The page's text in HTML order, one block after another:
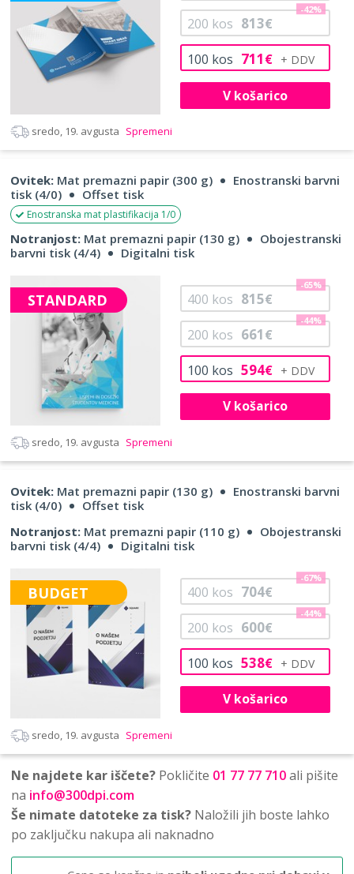
100 kos 711€
200 kos 813€
-42%
V košarico
sredo, 19. avgusta Spremeni
Ovitek: Mat premazni papir (300 g)
Enostranski barvni
tisk (4/0)
Offset tisk
Enostranska mat plastifikacija 1/0
Notranjost: Mat premazni papir (130 g)
Obojestranski
barvni tisk (4/4)
Digitalni tisk
STANDARD
100 kos 594€
200 kos 661€
-44%
400 kos 815€
-65%
V košarico
sredo, 19. avgusta Spremeni
Ovitek: Mat premazni papir (130 g)
Enostranski barvni
tisk (4/0)
Offset tisk
Notranjost: Mat premazni papir (110 g)
Obojestranski
barvni tisk (4/4)
Digitalni tisk
BUDGET
100 kos 538€
200 kos 600€
-44%
400 kos 704€
-67%
V košarico
sredo, 19. avgusta Spremeni
Ne najdete kar iščete? Pokličite 01 77 77 710ali pišite
na info@300dpi.com
Še nimate datoteke za tisk? Naložili jih boste lahko
po zaključku nakupa ali naknadno